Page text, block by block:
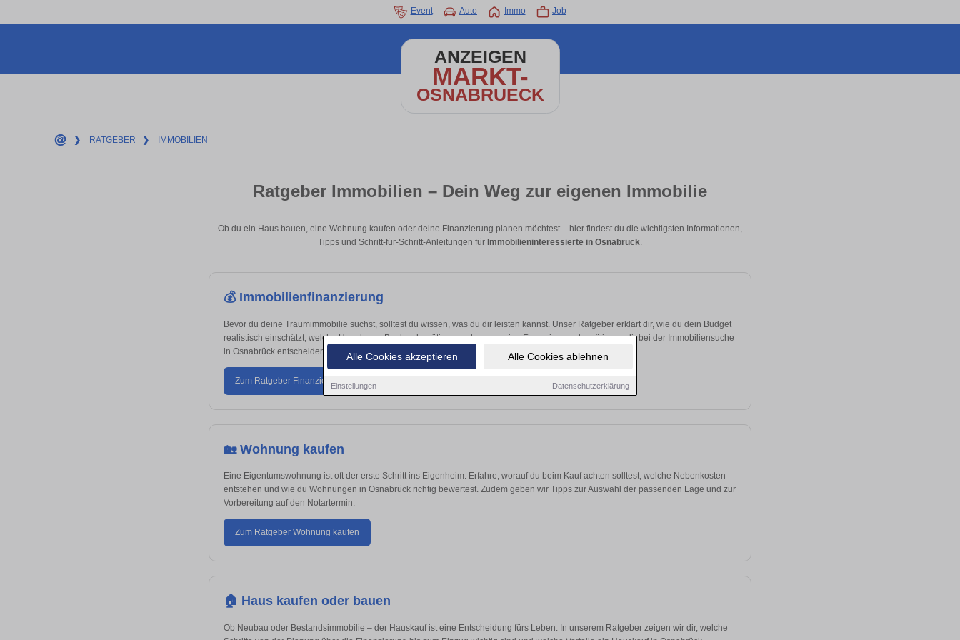
Alle Cookies akzeptieren Alle Cookies ablehnen
Einstellungen Datenschutzerklärung
Event Auto Immo Job
ANZEIGEN
MARKT-
OSNABRUECK
❯ RATGEBER ❯ IMMOBILIEN
Ratgeber Immobilien – Dein Weg zur eigenen Immobilie
Ob du ein Haus bauen, eine Wohnung kaufen oder deine Finanzierung planen möchtest – hier findest du die wichtigsten Informationen,
Tipps und Schritt-für-Schritt-Anleitungen für Immobilieninteressierte in Osnabrück.
💰 Immobilienfinanzierung
Bevor du deine Traumimmobilie suchst, solltest du wissen, was du dir leisten kannst. Unser Ratgeber erklärt dir, wie du dein Budget
realistisch einschätzt, welche Unterlagen Banken benötigen und warum eine Finanzierungsbestätigung dir bei der Immobiliensuche
in Osnabrück entscheidende Vorteile verschafft.
Zum Ratgeber Finanzierung
🏡 Wohnung kaufen
Eine Eigentumswohnung ist oft der erste Schritt ins Eigenheim. Erfahre, worauf du beim Kauf achten solltest, welche Nebenkosten
entstehen und wie du Wohnungen in Osnabrück richtig bewertest. Zudem geben wir Tipps zur Auswahl der passenden Lage und zur
Vorbereitung auf den Notartermin.
Zum Ratgeber Wohnung kaufen
🏠 Haus kaufen oder bauen
Ob Neubau oder Bestandsimmobilie – der Hauskauf ist eine Entscheidung fürs Leben. In unserem Ratgeber zeigen wir dir, welche